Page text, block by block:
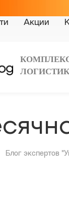
Акции
Блог экспертов